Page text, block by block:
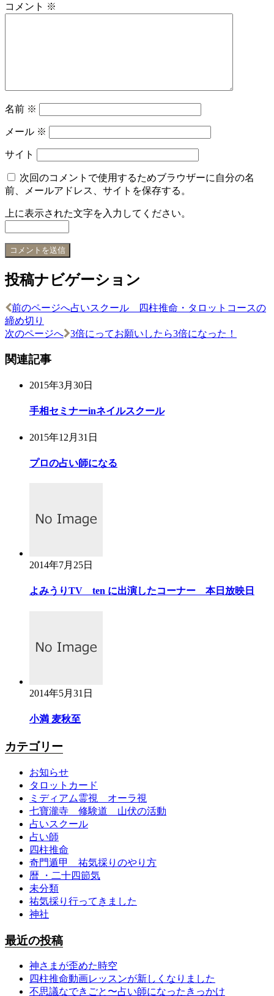
コメント ※
名前 ※
メール ※
サイト
次回のコメントで使用するためブラウザーに自分の名
前、メールアドレス、サイトを保存する。
上に表示された文字を入力してください。
投稿ナビゲーション
前のページへ占いスクール 四柱推命・タロットコースの
締め切り
次のページへ
3倍にってお願いしたら3倍になった！
関連記事
2015年3月30日
手相セミナーinネイルスクール
2015年12月31日
プロの占い師になる
2014年7月25日
よみうりTV ten に出演したコーナー 本日放映日
2014年5月31日
小満 麦秋至
カテゴリー
お知らせ
タロットカード
ミディアム霊視 オーラ視
七寶瀧寺 修験道 山伏の活動
占いスクール
占い師
四柱推命
奇門遁甲 祐気採りのやり方
暦 ・二十四節気
未分類
祐気採り行ってきました
神社
最近の投稿
神さまが歪めた時空
四柱推命動画レッスンが新しくなりました
不思議なできごと〜占い師になったきっかけ